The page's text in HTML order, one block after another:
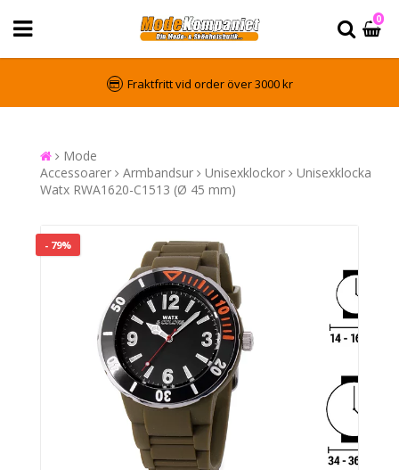
0
Fraktfritt vid order över 3000 kr
Mode
Accessoarer
Armbandsur Unisexklockor
Unisexklocka
Watx RWA1620-C1513 (Ø 45 mm)
- 79%